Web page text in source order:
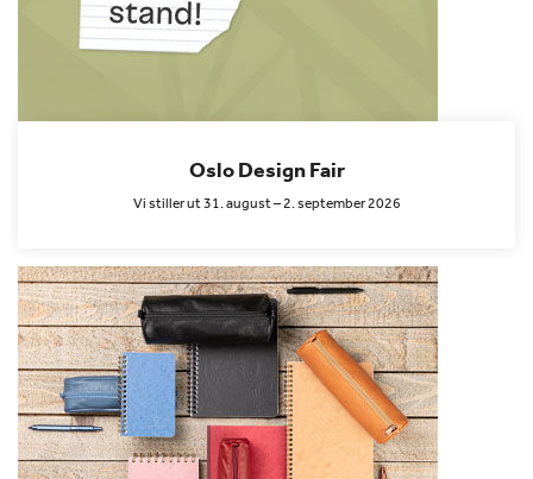
Oslo Design Fair
Vi stiller ut 31. august – 2. september 2026